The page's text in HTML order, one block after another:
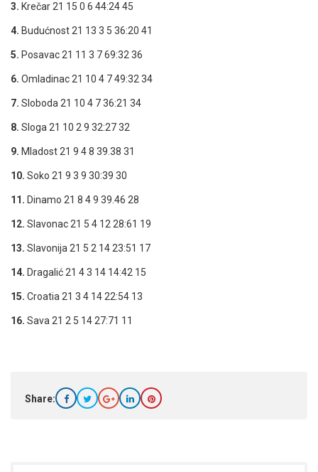
3. Krečar 21 15 0 6 44:24 45
4. Budućnost 21 13 3 5 36:20 41
5. Posavac 21 11 3 7 69:32 36
6. Omladinac 21 10 4 7 49:32 34
7. Sloboda 21 10 4 7 36:21 34
8. Sloga 21 10 2 9 32:27 32
9. Mladost 21 9 4 8 39.38 31
10. Soko 21 9 3 9 30:39 30
11. Dinamo 21 8 4 9 39.46 28
12. Slavonac 21 5 4 12 28:61 19
13. Slavonija 21 5 2 14 23:51 17
14. Dragalić 21 4 3 14 14:42 15
15. Croatia 21 3 4 14 22:54 13
16. Sava 21 2 5 14 27:71 11
Share: